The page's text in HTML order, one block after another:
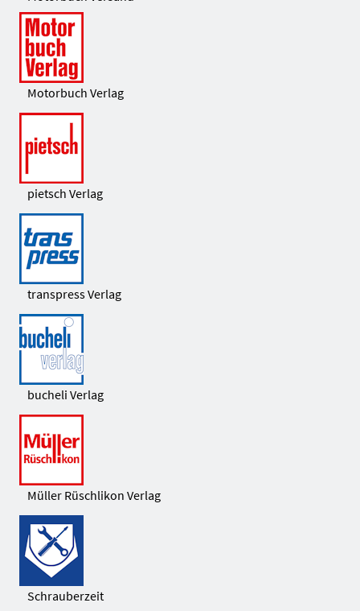
Motorbuch Verlag
pietsch Verlag
transpress Verlag
bucheli Verlag
Müller Rüschlikon Verlag
Schrauberzeit